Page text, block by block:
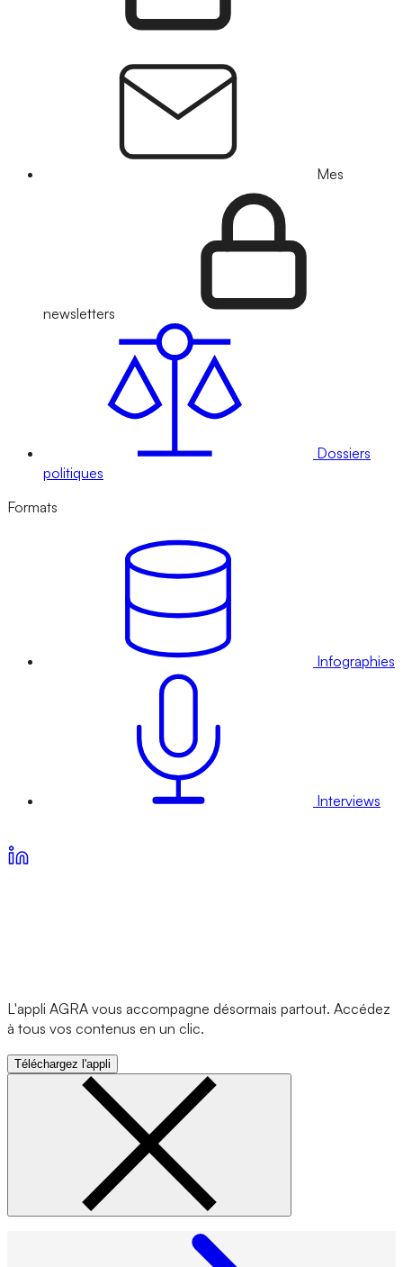
Mes
newsletters
Dossiers
politiques
Formats
Infographies
Interviews
L'appli AGRA vous accompagne désormais partout. Accédez
à tous vos contenus en un clic.
Téléchargez l'appli